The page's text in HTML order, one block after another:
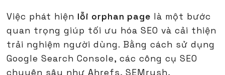
Việc phát hiện lỗi orphan page là một bước
quan trọng giúp tối ưu hóa SEO và cải thiện
trải nghiệm người dùng. Bằng cách sử dụng
Google Search Console, các công cụ SEO
chuyên sâu như Ahrefs, SEMrush,